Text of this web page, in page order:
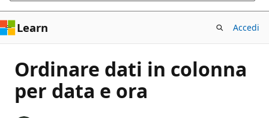
Learn Accedi
Ordinare dati in colonna
per data e ora